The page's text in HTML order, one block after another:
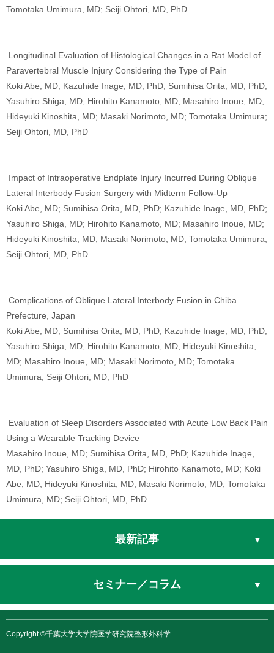
Tomotaka Umimura, MD; Seiji Ohtori, MD, PhD
Longitudinal Evaluation of Histological Changes in a Rat Model of
Paravertebral Muscle Injury Considering the Type of Pain
Koki Abe, MD; Kazuhide Inage, MD, PhD; Sumihisa Orita, MD, PhD;
Yasuhiro Shiga, MD; Hirohito Kanamoto, MD; Masahiro Inoue, MD;
Hideyuki Kinoshita, MD; Masaki Norimoto, MD; Tomotaka Umimura;
Seiji Ohtori, MD, PhD
Impact of Intraoperative Endplate Injury Incurred During Oblique
Lateral Interbody Fusion Surgery with Midterm Follow-Up
Koki Abe, MD; Sumihisa Orita, MD, PhD; Kazuhide Inage, MD, PhD;
Yasuhiro Shiga, MD; Hirohito Kanamoto, MD; Masahiro Inoue, MD;
Hideyuki Kinoshita, MD; Masaki Norimoto, MD; Tomotaka Umimura;
Seiji Ohtori, MD, PhD
Complications of Oblique Lateral Interbody Fusion in Chiba
Prefecture, Japan
Koki Abe, MD; Sumihisa Orita, MD, PhD; Kazuhide Inage, MD, PhD;
Yasuhiro Shiga, MD; Hirohito Kanamoto, MD; Hideyuki Kinoshita,
MD; Masahiro Inoue, MD; Masaki Norimoto, MD; Tomotaka
Umimura; Seiji Ohtori, MD, PhD
Evaluation of Sleep Disorders Associated with Acute Low Back Pain
Using a Wearable Tracking Device
Masahiro Inoue, MD; Sumihisa Orita, MD, PhD; Kazuhide Inage,
MD, PhD; Yasuhiro Shiga, MD, PhD; Hirohito Kanamoto, MD; Koki
Abe, MD; Hideyuki Kinoshita, MD; Masaki Norimoto, MD; Tomotaka
Umimura, MD; Seiji Ohtori, MD, PhD
最新記事
セミナー／コラム
Copyright ©千葉大学大学院医学研究院整形外科学